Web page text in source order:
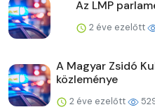
Az LMP
2 éve ezelőtt
A Magyar Zsidó
közleménye
2 éve ezelőtt